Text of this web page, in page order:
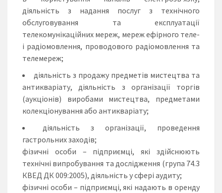
діяльність з надання послуг з технічного
обслуговування та експлуатації
телекомунікаційних мереж, мереж ефірного теле-
і радіомовлення, проводового радіомовлення та
телемереж;
діяльність з продажу предметів мистецтва та
антикваріату, діяльність з організації торгів
(аукціонів) виробами мистецтва, предметами
колекціонування або антикваріату;
діяльність з організації, проведення
гастрольних заходів;
фізичні особи – підприємці, які здійснюють
технічні випробування та дослідження (група 74.3
КВЕД ДК 009:2005), діяльність у сфері аудиту;
фізичні особи – підприємці, які надають в оренду